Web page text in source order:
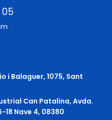
05
i Balaguer, 1075, Sant
Can Patalina, Avda.
18 Nave 4, 08380